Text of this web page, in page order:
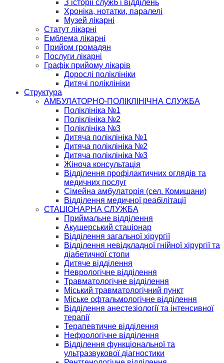
З історії служб і відділень
Хроніка, нотатки, паралелі
Музей лікарні
Статут лікарні
Емблема лікарні
Прийом громадян
Послуги лікарні
Графік прийому лікарів
Дорослі поліклініки
Дитячі поліклініки
Структура
АМБУЛАТОРНО-ПОЛІКЛІНІЧНА СЛУЖБА
Поліклініка №1
Поліклініка №2
Поліклініка №3
Дитяча поліклініка №1
Дитяча поліклініка №2
Дитяча поліклініка №3
Жіноча консультація
Відділення профілактичних оглядів та
медичних послуг
Сімейна амбулаторія (сел. Комишани)
Відділення медичної реабілітації
СТАЦІОНАРНА СЛУЖБА
Приймальне відділення
Акушерський стаціонар
Відділення загальної хірургії
Відділення невідкладної гнійної хірургії та
діабетичної стопи
Дитяче відділення
Неврологічне відділення
Травматологічне відділення
Міський травматологічний пункт
Міське офтальмологічне відділення
Відділення анестезіології та інтенсивної
терапії
Терапевтичне відділення
Нефрологічне відділення
Відділення функціональної та
ультразвукової діагностики